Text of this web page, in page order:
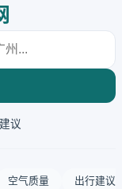
议
空气质量 出行建议